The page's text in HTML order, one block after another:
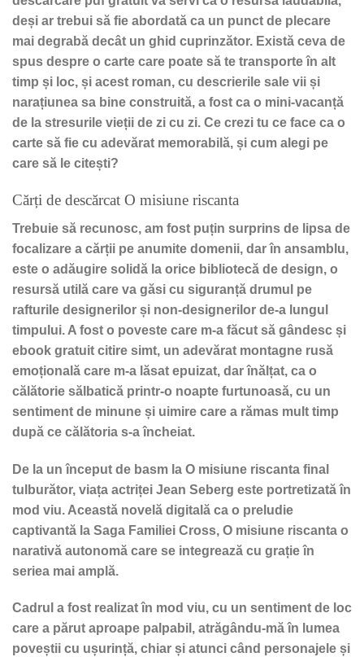
deși ar trebui să fie abordată ca un punct de plecare
mai degrabă decât un ghid cuprinzător. Există ceva de
spus despre o carte care poate să te transporte în alt
timp și loc, și acest roman, cu descrierile sale vii și
narațiunea sa bine construită, a fost ca o mini-vacanță
de la stresurile vieții de zi cu zi. Ce crezi tu ce face ca o
carte să fie cu adevărat memorabilă, și cum alegi pe
care să le citești?
Cărți de descărcat O misiune riscanta
Trebuie să recunosc, am fost puțin surprins de lipsa de
focalizare a cărții pe anumite domenii, dar în ansamblu,
este o adăugire solidă la orice bibliotecă de design, o
resursă utilă care va găsi cu siguranță drumul pe
rafturile designerilor și non-designerilor de-a lungul
timpului. A fost o poveste care m-a făcut să gândesc și
ebook gratuit citire simt, un adevărat montagne rusă
emoțională care m-a lăsat epuizat, dar înălțat, ca o
călătorie sălbatică printr-o noapte furtunoasă, cu un
sentiment de minune și uimire care a rămas mult timp
după ce călătoria s-a încheiat.
De la un început de basm la O misiune riscanta final
tulburător, viața actriței Jean Seberg este portretizată în
mod viu. Această novelă digitală ca o preludie
captivantă la Saga Familiei Cross, O misiune riscanta o
narativă autonomă care se integrează cu grație în
seriea mai amplă.
Cadrul a fost realizat în mod viu, cu un sentiment de loc
care a părut aproape palpabil, atrăgându-mă în lumea
poveștii cu ușurință, chiar și atunci când personajele și